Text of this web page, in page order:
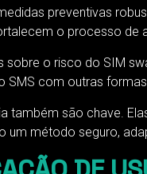
preventivas
o processo
o risco do SIM
SMS com outras
também são chave.
método seguro,